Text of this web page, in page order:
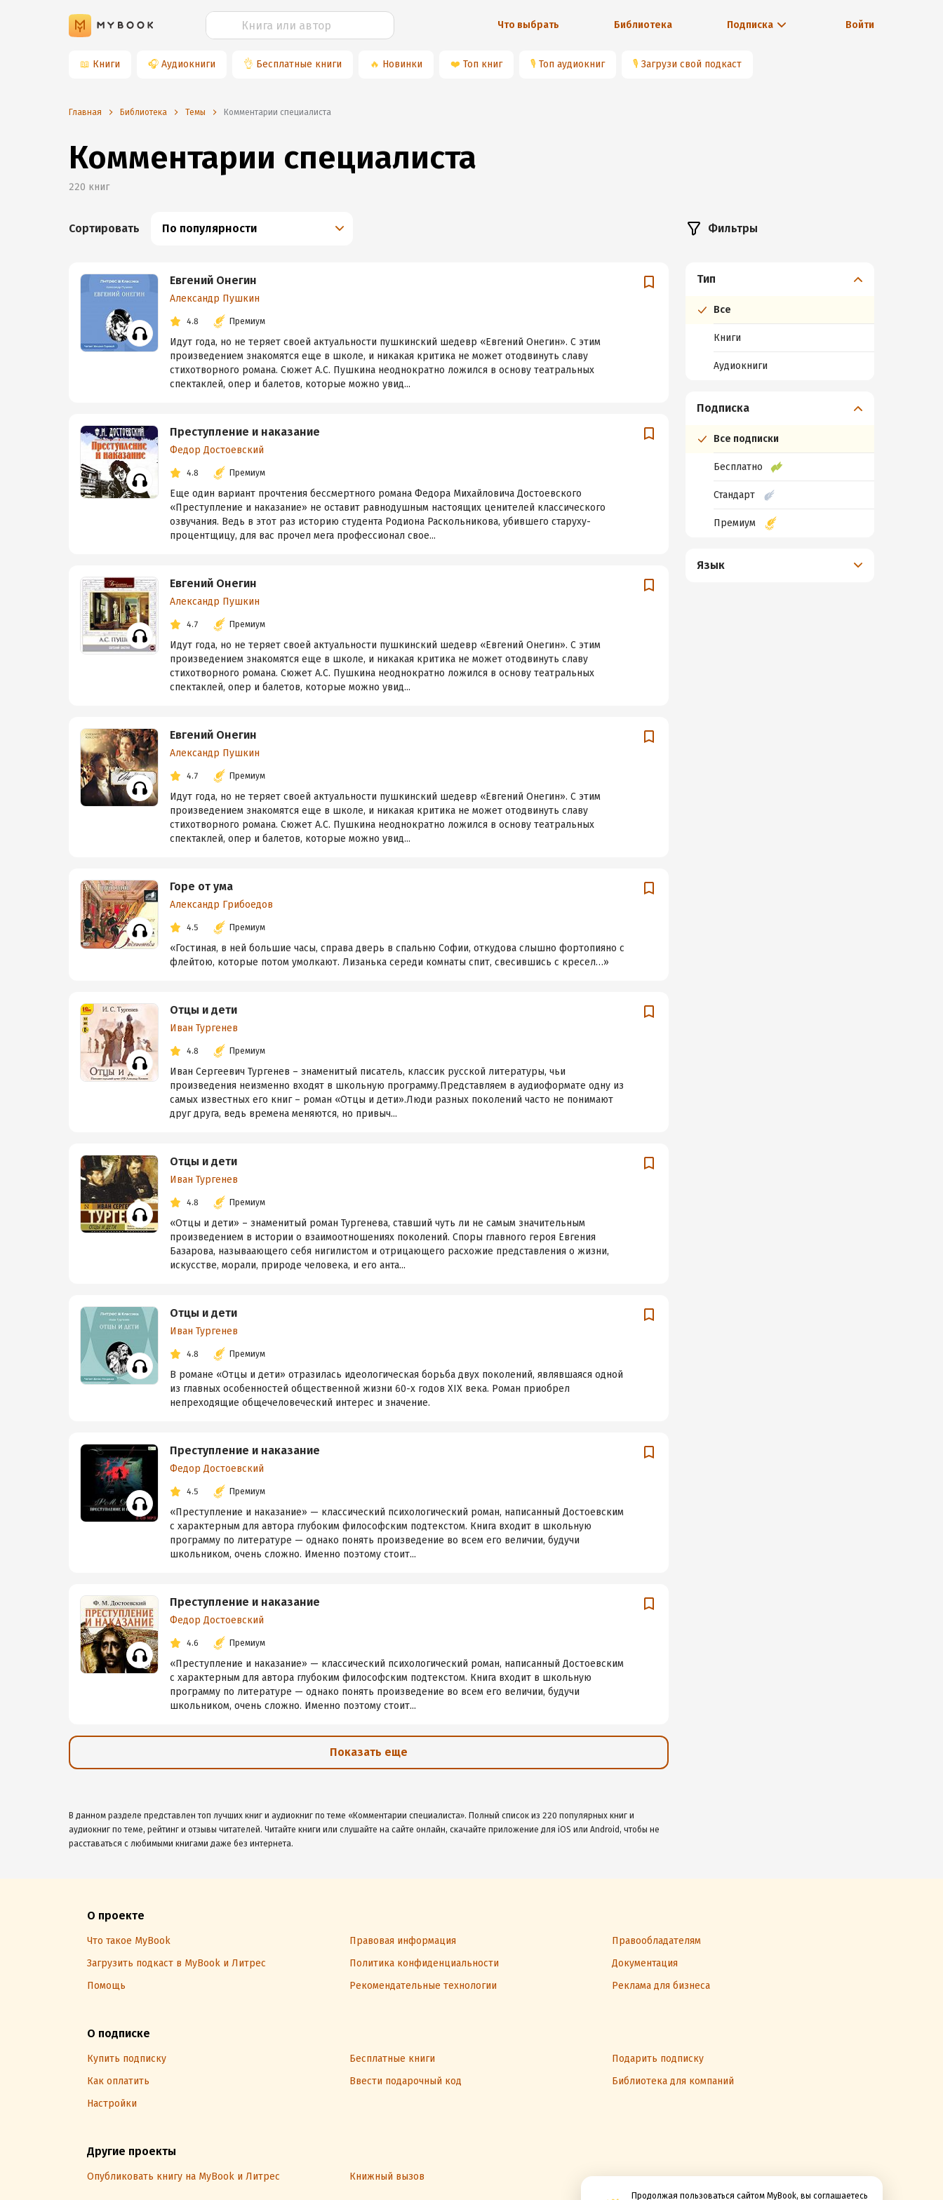
Что выбрать Библиотека Подписка Войти
📖 Книги 🎧 Аудиокниги 👌 Бесплатные книги 🔥 Новинки ❤️ Топ книг 🎙 Топ аудиокниг 🎙 Загрузи свой подкаст
Продолжая пользоваться сайтом MyBook, вы соглашаетесь
Главная Библиотека Темы комментарии специалиста
Комментарии специалиста
220 книг
Сортировать По популярности
Евгений Онегин
Александр Пушкин
4.8 Премиум
Идут года, но не теряет своей актуальности пушкинский шедевр «Евгений Онегин». С этим
произведением знакомятся еще в школе, и никакая критика не может отодвинуть славу
стихотворного романа. Сюжет А.С. Пушкина неоднократно ложился в основу театральных
спектаклей, опер и балетов, которые можно увид...
Преступление и наказание
Федор Достоевский
4.8 Премиум
Еще один вариант прочтения бессмертного романа Федора Михайловича Достоевского
«Преступление и наказание» не оставит равнодушным настоящих ценителей классического
озвучания. Ведь в этот раз историю студента Родиона Раскольникова, убившего старуху-
процентщицу, для вас прочел мега профессионал свое...
Евгений Онегин
Александр Пушкин
4.7 Премиум
Идут года, но не теряет своей актуальности пушкинский шедевр «Евгений Онегин». С этим
произведением знакомятся еще в школе, и никакая критика не может отодвинуть славу
стихотворного романа. Сюжет А.С. Пушкина неоднократно ложился в основу театральных
спектаклей, опер и балетов, которые можно увид...
Евгений Онегин
Александр Пушкин
4.7 Премиум
Идут года, но не теряет своей актуальности пушкинский шедевр «Евгений Онегин». С этим
произведением знакомятся еще в школе, и никакая критика не может отодвинуть славу
стихотворного романа. Сюжет А.С. Пушкина неоднократно ложился в основу театральных
спектаклей, опер и балетов, которые можно увид...
Горе от ума
Александр Грибоедов
4.5 Премиум
«Гостиная, в ней большие часы, справа дверь в спальню Софии, откудова слышно фортопияно с
флейтою, которые потом умолкают. Лизанька середи комнаты спит, свесившись с кресел…»
Отцы и дети
Иван Тургенев
4.8 Премиум
Иван Сергеевич Тургенев – знаменитый писатель, классик русской литературы, чьи
произведения неизменно входят в школьную программу.Представляем в аудиоформате одну из
самых известных его книг – роман «Отцы и дети».Люди разных поколений часто не понимают
друг друга, ведь времена меняются, но привыч...
Отцы и дети
Иван Тургенев
4.8 Премиум
«Отцы и дети» – знаменитый роман Тургенева, ставший чуть ли не самым значительным
произведением в истории о взаимоотношениях поколений. Споры главного героя Евгения
Базарова, называающего себя нигилистом и отрицающего расхожие представления о жизни,
искусстве, морали, природе человека, и его анта...
Отцы и дети
Иван Тургенев
4.8 Премиум
В романе «Отцы и дети» отразилась идеологическая борьба двух поколений, являвшаяся одной
из главных особенностей общественной жизни 60-х годов XIX века. Роман приобрел
непреходящие общечеловеческий интерес и значение.
Преступление и наказание
Федор Достоевский
4.5 Премиум
«Преступление и наказание» — классический психологический роман, написанный Достоевским
с характерным для автора глубоким философским подтекстом. Книга входит в школьную
программу по литературе — однако понять произведение во всем его величии, будучи
школьником, очень сложно. Именно поэтому стоит...
Преступление и наказание
Федор Достоевский
4.6 Премиум
«Преступление и наказание» — классический психологический роман, написанный Достоевским
с характерным для автора глубоким философским подтекстом. Книга входит в школьную
программу по литературе — однако понять произведение во всем его величии, будучи
школьником, очень сложно. Именно поэтому стоит...
Показать еще
Фильтры
Тип
Все
Книги
Аудиокниги
Подписка
Все подписки
Бесплатно
Стандарт
Премиум
Язык
В данном разделе представлен топ лучших книг и аудиокниг по теме «Комментарии специалиста». Полный список из 220 популярных книг и
аудиокниг по теме, рейтинг и отзывы читателей. Читайте книги или слушайте на сайте онлайн, скачайте приложение для iOS или Android, чтобы не
расставаться с любимыми книгами даже без интернета.
О проекте
Что такое MyBook Правовая информация
Правообладателям
Загрузить подкаст в MyBook и Литрес
Политика конфиденциальности
Документация
Помощь
Рекомендательные технологии Реклама для бизнеса
О подписке
Купить подписку Бесплатные книги
Подарить подписку
Как оплатить
Ввести подарочный код
Библиотека для компаний
Настройки
Другие проекты
Опубликовать книгу на MyBook и Литрес Книжный вызов